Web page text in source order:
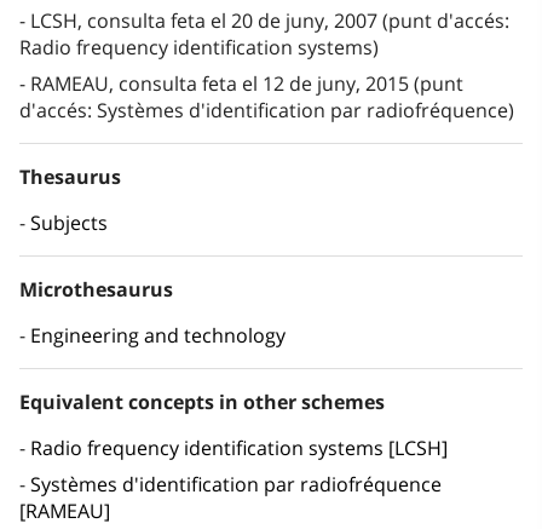
LCSH, consulta feta el 20 de juny, 2007 (punt d'accés:
Radio frequency identification systems)
RAMEAU, consulta feta el 12 de juny, 2015 (punt
d'accés: Systèmes d'identification par radiofréquence)
Thesaurus
Subjects
Microthesaurus
Engineering and technology
Equivalent concepts in other schemes
Radio frequency identification systems [LCSH]
Systèmes d'identification par radiofréquence
[RAMEAU]